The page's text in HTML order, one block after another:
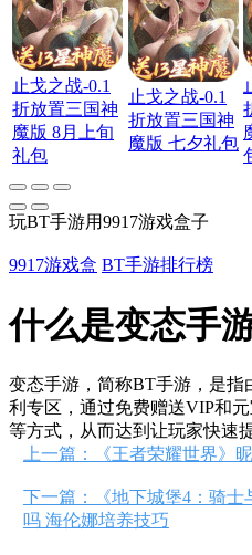
止戈之战-0.1
折放置三国神
魔版 8月上旬
礼包
止戈之战-0.1
折放置三国神
魔版 七夕礼包
玩BT手游用9917游戏盒子
9917游戏盒 BT手游排行榜
什么是变态手
变态手游，简称BT手游，是
利专区，通过免费赠送VIP和
等方式，从而达到让玩家快速
上一篇：《王者荣耀世界》
下一篇：《地下城堡4：骑士
吗 海伦娜培养技巧